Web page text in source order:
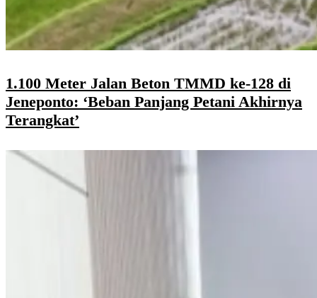
1.100 Meter Jalan Beton TMMD ke-128 di
Jeneponto: ‘Beban Panjang Petani Akhirnya
Terangkat’